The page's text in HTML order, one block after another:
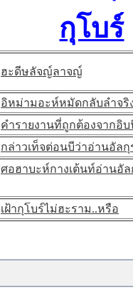
กุโบร์
ฮะดีษลัจญ์ลาจญ์
อิหม่ามอะห์หมัดกลับลำจริ
คำรายงานที่ถูกต้องจากอิ
กล่าวเท็จต่อนบีว่าอ่านอัล
ศอฮาบะห์กางเต้นท์อ่านอั
เฝ้ากุโบร์ไม่ฮะราม..หรือ